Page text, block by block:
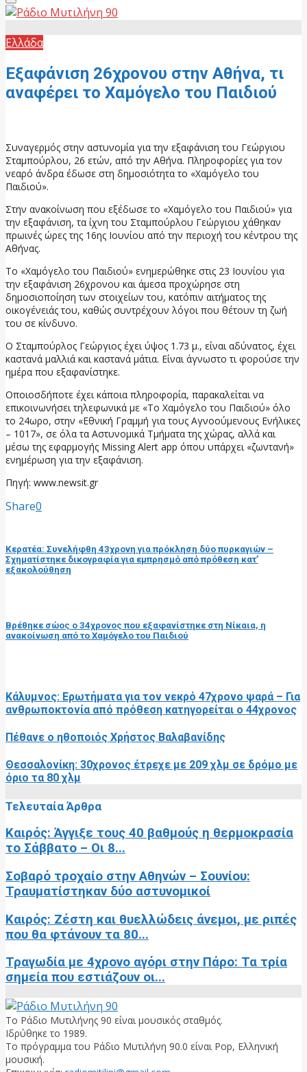
Primary
Menu
Ελλάδα
Εξαφάνιση 26χρονου στην Αθήνα, τι
αναφέρει το Χαμόγελο του Παιδιού
Συναγερμός στην αστυνομία για την εξαφάνιση του Γεώργιου
Σταμπούρλου, 26 ετών, από την Αθήνα. Πληροφορίες για τον
νεαρό άνδρα έδωσε στη δημοσιότητα το «Χαμόγελο του
Παιδιού».
Στην ανακοίνωση που εξέδωσε το «Χαμόγελο του Παιδιού» για
την εξαφάνιση, τα ίχνη του Σταμπούρλου Γεώργιου χάθηκαν
πρωινές ώρες της 16ης Ιουνίου από την περιοχή του κέντρου της
Αθήνας.
Το «Χαμόγελο του Παιδιού» ενημερώθηκε στις 23 Ιουνίου για
την εξαφάνιση 26χρονου και άμεσα προχώρησε στη
δημοσιοποίηση των στοιχείων του, κατόπιν αιτήματος της
οικογένειάς του, καθώς συντρέχουν λόγοι που θέτουν τη ζωή
του σε κίνδυνο.
Ο Σταμπούρλος Γεώργιος έχει ύψος 1.73 μ., είναι αδύνατος, έχει
καστανά μαλλιά και καστανά μάτια. Είναι άγνωστο τι φορούσε την
ημέρα που εξαφανίστηκε.
Οποιοσδήποτε έχει κάποια πληροφορία, παρακαλείται να
επικοινωνήσει τηλεφωνικά με «Το Χαμόγελο του Παιδιού» όλο
το 24ωρο, στην «Εθνική Γραμμή για τους Αγνοούμενους Ενήλικες
– 1017», σε όλα τα Αστυνομικά Τμήματα της χώρας, αλλά και
μέσω της εφαρμογής Missing Alert app όπου υπάρχει «ζωντανή»
ενημέρωση για την εξαφάνιση.
Πηγή: www.newsit.gr
Share0
Κερατέα: Συνελήφθη 43χρονη για πρόκληση δύο πυρκαγιών –
Σχηματίστηκε δικογραφία για εμπρησμό από πρόθεση κατ’
εξακολούθηση
Βρέθηκε σώος ο 34χρονος που εξαφανίστηκε στη Νίκαια, η
ανακοίνωση από το Χαμόγελο του Παιδιού
Κάλυμνος: Ερωτήματα για τον νεκρό 47χρονο ψαρά – Για
ανθρωποκτονία από πρόθεση κατηγορείται ο 44χρονος
Πέθανε ο ηθοποιός Χρήστος Βαλαβανίδης
Θεσσαλονίκη: 30χρονος έτρεχε με 209 χλμ σε δρόμο με
όριο τα 80 χλμ
Τελευταία Άρθρα
Καιρός: Άγγιξε τους 40 βαθμούς η θερμοκρασία
το Σάββατο – Οι 8...
Σοβαρό τροχαίο στην Αθηνών – Σουνίου:
Τραυματίστηκαν δύο αστυνομικοί
Καιρός: Ζέστη και θυελλώδεις άνεμοι, με ριπές
που θα φτάνουν τα 80...
Τραγωδία με 4χρονο αγόρι στην Πάρο: Τα τρία
σημεία που εστιάζουν οι...
Το Ράδιο Μυτιλήνης 90 είναι μουσικός σταθμός.
Ιδρύθηκε το 1989.
Το πρόγραμμα του Ράδιο Μυτιλήνη 90.0 είναι Pop, Ελληνική
μουσική.